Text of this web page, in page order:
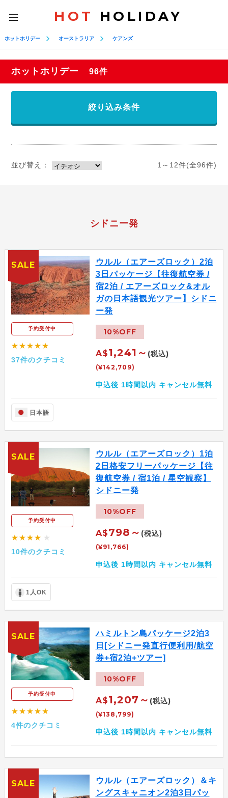
toggle
navigation
HOT HOLIDAY
ホットホリデー オーストラリア ケアンズ
ホットホリデー 96件
絞り込み条件
並び替え： 1～12件(全96件)
シドニー発
予約受付中
★★★★★
37件のクチコミ
ウルル（エアーズロック）2泊
3日パッケージ【往復航空券 /
宿2泊 / エアーズロック&オル
ガの日本語観光ツアー】シドニ
ー発
10%OFF
A$1,241～ (税込)
(¥142,709)
申込後 1時間以内 キャンセル無料
日本語
SALE
予約受付中
★★★★ ★
10件のクチコミ
ウルル（エアーズロック）1泊
2日格安フリーパッケージ【往
復航空券 / 宿1泊 / 星空観察】
シドニー発
10%OFF
A$798～ (税込)
(¥91,766)
申込後 1時間以内 キャンセル無料
1人OK
SALE
予約受付中
★★★★★
4件のクチコミ
ハミルトン島パッケージ2泊3
日[シドニー発直行便利用/航空
券+宿2泊+ツアー]
10%OFF
A$1,207～ (税込)
(¥138,799)
申込後 1時間以内 キャンセル無料
SALE
ウルル（エアーズロック）＆キ
ングスキャニオン2泊3日パッ
SALE